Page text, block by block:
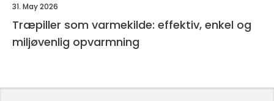
31. May 2026
Træpiller som varmekilde: effektiv, enkel og
miljøvenlig opvarmning